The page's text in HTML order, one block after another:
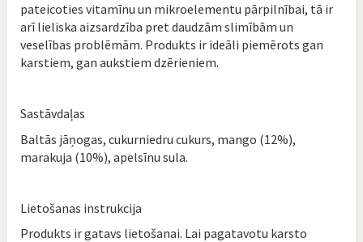
pateicoties vitamīnu un mikroelementu pārpilnībai, tā ir
arī lieliska aizsardzība pret daudzām slimībām un
veselības problēmām. Produkts ir ideāli piemērots gan
karstiem, gan aukstiem dzērieniem.
Sastāvdaļas
Baltās jāņogas, cukurniedru cukurs, mango (12%),
marakuja (10%), apelsīnu sula.
Lietošanas instrukcija
Produkts ir gatavs lietošanai. Lai pagatavotu karsto